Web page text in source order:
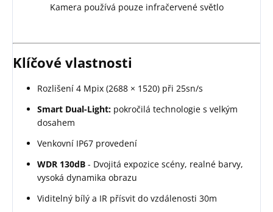
Kamera používá pouze infračervené světlo
Klíčové vlastnosti
Rozlišení 4 Mpix (2688 × 1520) při 25sn/s
Smart Dual-Light: pokročilá technologie s velkým
dosahem
Venkovní IP67 provedení
WDR 130dB - Dvojitá expozice scény, realné barvy,
vysoká dynamika obrazu
Viditelný bílý a IR přísvit do vzdálenosti 30m